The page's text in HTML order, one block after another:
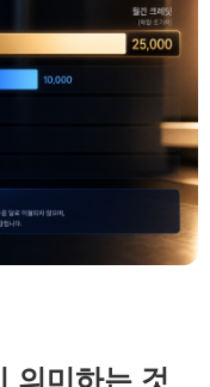
의미하는 것